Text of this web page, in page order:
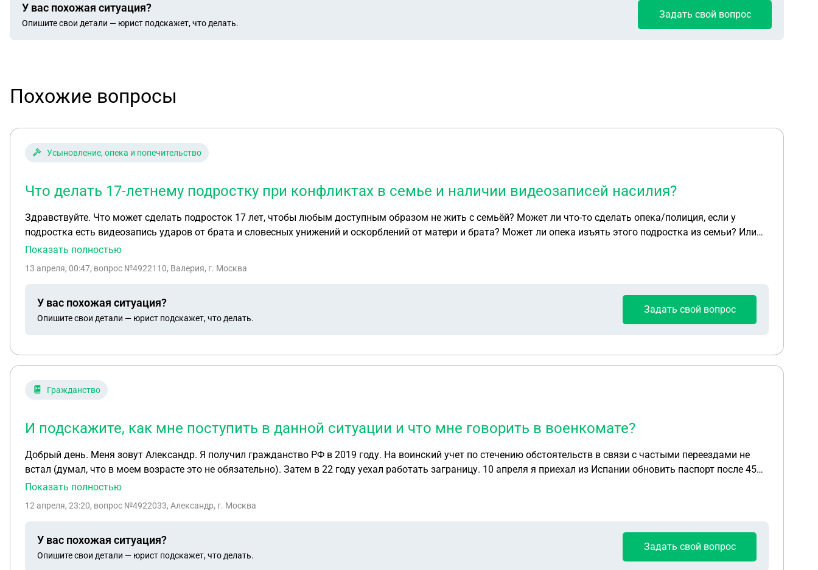
У вас похожая ситуация?
Опишите свои детали — юрист подскажет, что делать.
Задать свой вопрос
Похожие вопросы
Усыновление, опека и попечительство
Что делать 17-летнему подростку при конфликтах в семье и наличии видеозаписей насилия?
Здравствуйте. Что может сделать подросток 17 лет, чтобы любым доступным образом не жить с семьёй? Может ли что-то сделать опека/полиция, если у
подростка есть видеозапись ударов от брата и словесных унижений и оскорблений от матери и брата? Может ли опека изъять этого подростка из семьи? Или
подросток уже слишком взрослый(17 лет) для этого?
Показать полностью
13 апреля, 00:47, вопрос №4922110, Валерия, г. Москва
У вас похожая ситуация?
Опишите свои детали — юрист подскажет, что делать.
Задать свой вопрос
Гражданство
И подскажите, как мне поступить в данной ситуации и что мне говорить в военкомате?
Добрый день. Меня зовут Александр. Я получил гражданство РФ в 2019 году. На воинский учет по стечению обстоятельств в связи с частыми переездами не
встал (думал, что в моем возрасте это не обязательно). Затем в 22 году уехал работать заграницу. 10 апреля я приехал из Испании обновить паспорт после 45
лет и узнал, что нужны документы о постановке на воинский учет. Я уже подал заявку на госуслугах. Скажите, пожалуйста, есть ли риск, что меня лишат
Показать полностью
12 апреля, 23:20, вопрос №4922033, Александр, г. Москва
У вас похожая ситуация?
Опишите свои детали — юрист подскажет, что делать.
Задать свой вопрос